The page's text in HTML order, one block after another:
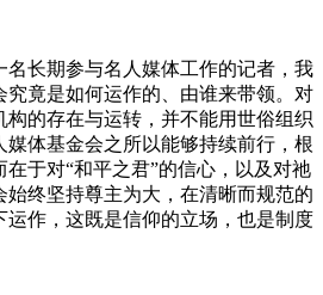
名长期参与名人媒体工作的记者，我
究竟是如何运作的、由谁来带领。对
构的存在与运转，并不能用世俗组织
媒体基金会之所以能够持续前行，根
于对“和平之君”的信心，以及对祂
终坚持尊主为大，在清晰而规范的
运作，这既是信仰的立场，也是制度